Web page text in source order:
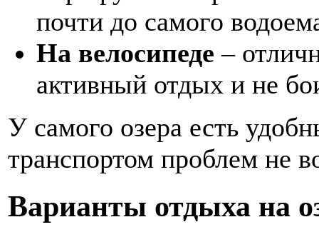
почти до самого
На велосипеде –
активный отдых и не
У самого озера есть
транспортом проблем не
Варианты отдыха на